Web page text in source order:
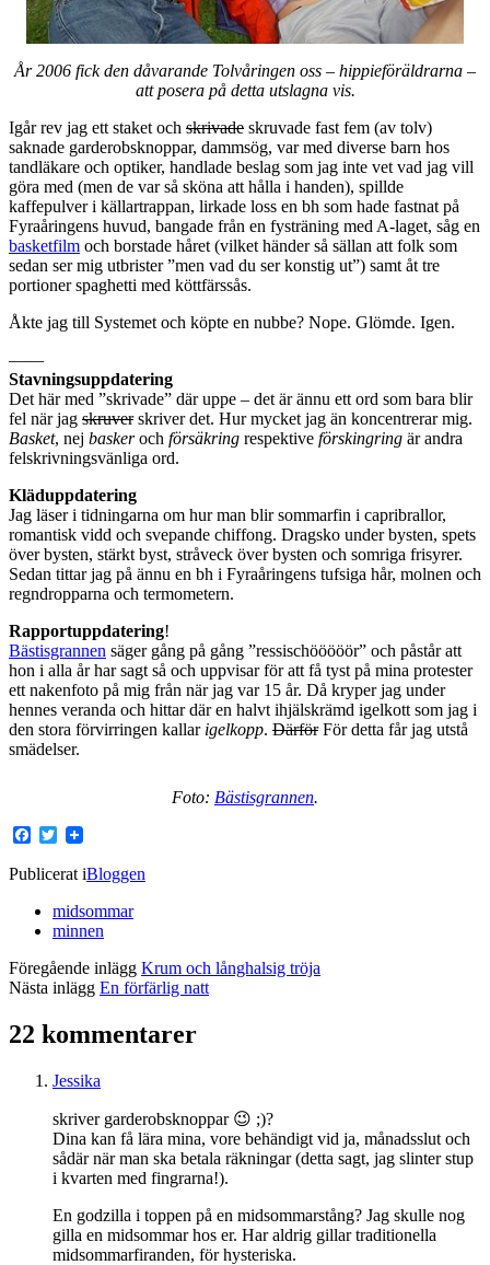
År 2006 fick den dåvarande Tolvåringen oss – hippieföräldrarna –
att posera på detta utslagna vis.
Igår rev jag ett staket och skrivade skruvade fast fem (av tolv)
saknade garderobsknoppar, dammsög, var med diverse barn hos
tandläkare och optiker, handlade beslag som jag inte vet vad jag vill
göra med (men de var så sköna att hålla i handen), spillde
kaffepulver i källartrappan, lirkade loss en bh som hade fastnat på
Fyraåringens huvud, bangade från en fysträning med A-laget, såg en
basketfilm och borstade håret (vilket händer så sällan att folk som
sedan ser mig utbrister ”men vad du ser konstig ut”) samt åt tre
portioner spaghetti med köttfärssås.
Åkte jag till Systemet och köpte en nubbe? Nope. Glömde. Igen.
——
Stavningsuppdatering
Det här med ”skrivade” där uppe – det är ännu ett ord som bara blir
fel när jag skruverskriver det. Hur mycket jag än koncentrerar mig.
Basket, nej baskeroch försäkring respektive förskingring är andra
felskrivningsvänliga ord.
Kläduppdatering
Jag läser i tidningarna om hur man blir sommarfin i capribrallor,
romantisk vidd och svepande chiffong. Dragsko under bysten, spets
över bysten, stärkt byst, stråveck över bysten och somriga frisyrer.
Sedan tittar jag på ännu en bh i Fyraåringens tufsiga hår, molnen och
regndropparna och termometern.
Rapportuppdatering!
Bästisgrannen säger gång på gång ”ressischööööör” och påstår att
hon i alla år har sagt så och uppvisar för att få tyst på mina protester
ett nakenfoto på mig från när jag var 15 år. Då kryper jag under
hennes veranda och hittar där en halvt ihjälskrämd igelkott som jag i
den stora förvirringen kallar igelkopp. DärförFör detta får jag utstå
smädelser.
Foto: Bästisgrannen.
Facebook
Twitter
Publicerat iBloggen
midsommar
minnen
Föregående inlägg Krum och långhalsig tröja
Nästa inlägg En förfärlig natt
22 kommentarer
Jessika
skriver garderobsknoppar 😉 ;)?
Dina kan få lära mina, vore behändigt vid ja, månadsslut och
sådär när man ska betala räkningar (detta sagt, jag slinter stup
i kvarten med fingrarna!).
En godzilla i toppen på en midsommarstång? Jag skulle nog
gilla en midsommar hos er. Har aldrig gillar traditionella
midsommarfiranden, för hysteriska.